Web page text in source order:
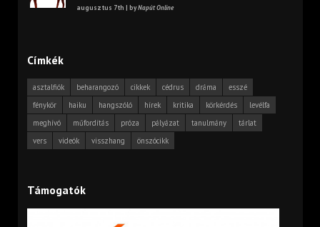
augusztus 7th | byNapút Online
Címkék
asztalfiók beharangozó cikkek cédrus dráma
esszé
fénykör
haiku hangszóló hírek kritika körkérdés
levélfa
meghívó
műfordítás próza pályázat tanulmány
tárlat
vers
videók visszhang önszócikk
Támogatók